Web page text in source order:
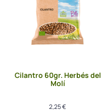
Cilantro 60gr. Herbés del
Molí
2,25€